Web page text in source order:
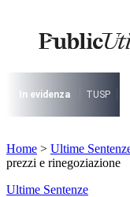
contenuto
I più cercati
Lorem ipsum
Lorem ipsum
In evidenza TUSP
I più cercati
Lorem ipsum dolor
Home > Ultime
prezzi e rinegoziazione
Ultime Sentenze